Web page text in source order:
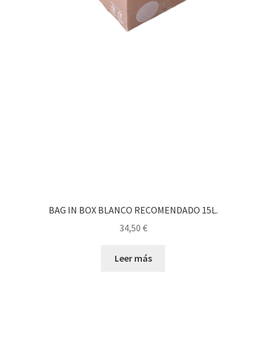
BAG IN BOX BLANCO RECOMENDADO 15L.
34,50 €
Leer más